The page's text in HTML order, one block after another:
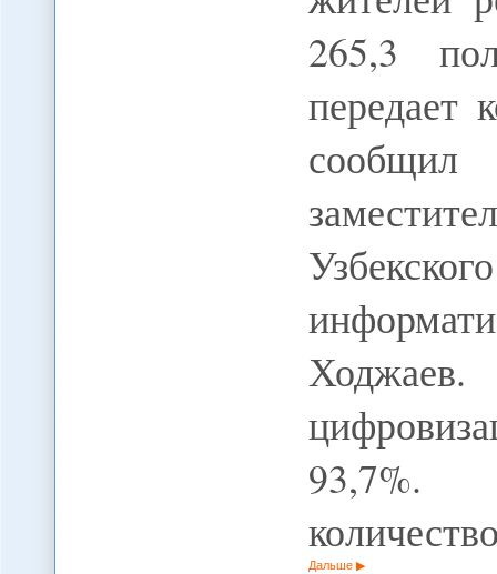
265,3
передает
93,7%.
Дальше